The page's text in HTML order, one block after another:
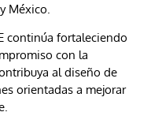
México.
continúa fortaleciendo
con la
al diseño de
orientadas a mejorar